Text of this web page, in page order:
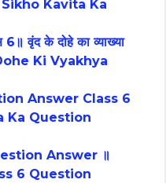
Sikho Kavita Ka
6॥ वृंद के दोहे का व्याख्या
Ki Vyakhya
Answer Class 6
Ka Question
Answer ॥
6 Question